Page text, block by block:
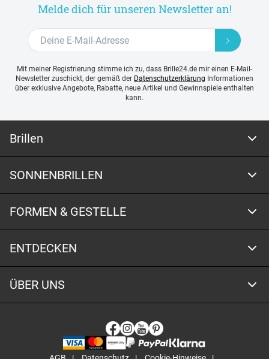
Melde dich für unseren Newsletter an!
Mit meiner Registrierung stimme ich zu, dass Brille24.de mir einen E-Mail-
Newsletter zuschickt, der gemäß der Datenschutzerklärung Informationen
über exklusive Angebote, Rabatte, neue Artikel und Gewinnspiele enthalten
kann.
Brillen
SONNENBRILLEN
FORMEN & GESTELLE
ENTDECKEN
ÜBER UNS